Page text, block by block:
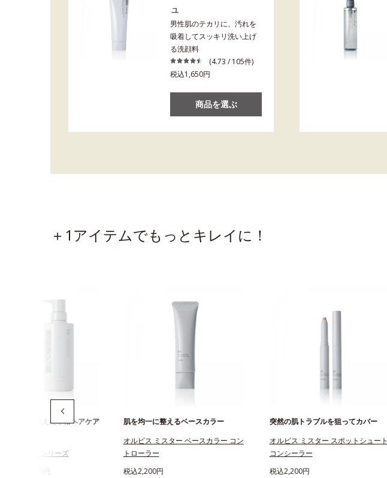
ュ
男性肌のテカリに、汚れを
吸着してスッキリ洗い上げ
る洗顔料
(4.73 / 105件)
税込1,650円
商品を選ぶ
＋1アイテムでもっとキレイに！
と頭皮を考えた本格ヘアケア
アケア Mr.シリーズ
円～1,650円
肌を均一に整えるベースカラー
オルビス ミスター ベースカラー コン
トローラー
税込2,200円
突然の肌トラブルを狙ってカバー
オルビス ミスター スポットシュート
コンシーラー
税込2,200円